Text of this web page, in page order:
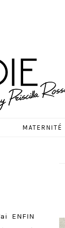
MATERNITÉ
ENFIN